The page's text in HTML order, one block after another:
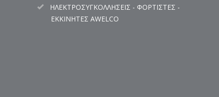
ΗΛΕΚΤΡΟΣΥΓΚΟΛΛΗΣΕΙΣ - ΦΟΡΤΙΣΤΕΣ -
ΕΚΚΙΝΗΤΕΣ AWELCO